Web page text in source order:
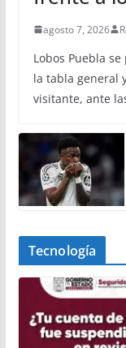
agosto 7, 2026
Lobos Puebla
la tabla general
visitante, ante
Tecnología